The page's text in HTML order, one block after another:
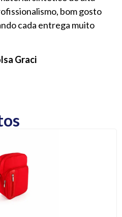
bom gosto
cada entrega muito
Graci